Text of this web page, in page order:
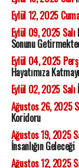
Eylül 12, 2025
Eylül 09, 2025 Salı
Sonunu
Eylül 04, 2025
Hayatımıza
Eylül 02, 2025 Salı
Ağustos 26, 2025
Koridoru
Ağustos 19, 2025
İnsanlığın Geleceği
Ağustos 12, 2025